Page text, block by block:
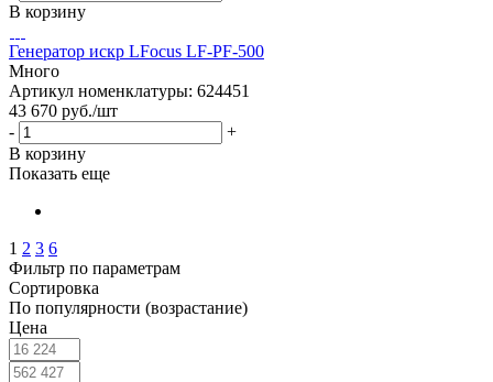
В корзину
Генератор искр LFocus LF-PF-500
Много
Артикул номенклатуры: 624451
43 670 руб./шт
-
+
В корзину
Показать еще
1 2 3 6
Фильтр по параметрам
Сортировка
По популярности (возрастание)
Цена